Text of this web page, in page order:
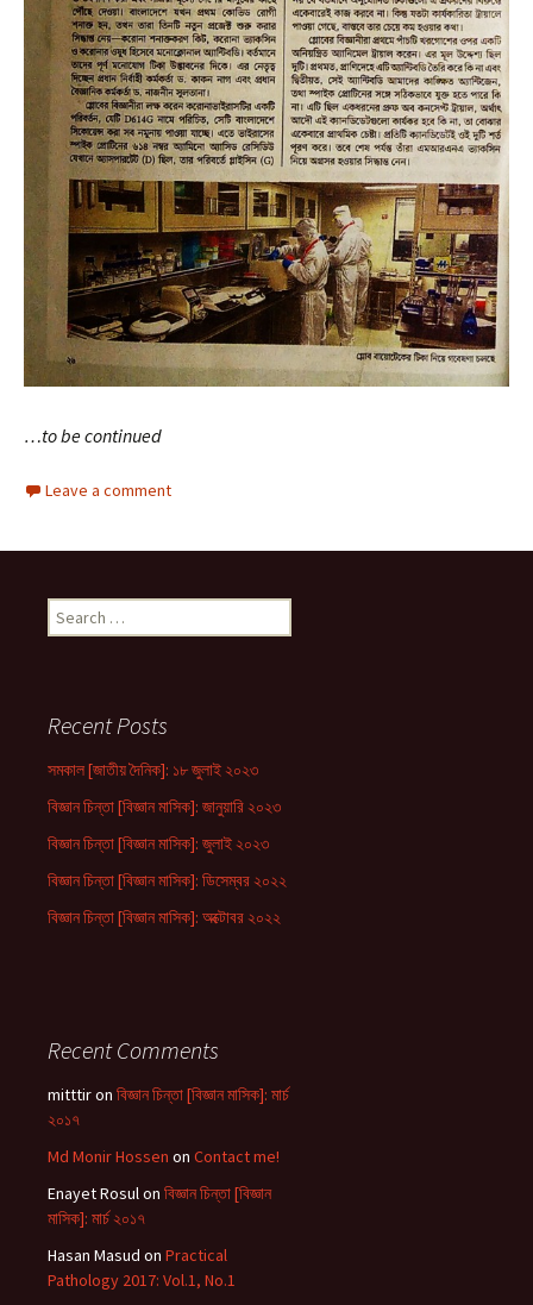
…to be continued
Leave a comment
Search
for:
Recent Posts
সমকাল [জাতীয় দৈনিক]: ১৮ জুলাই ২০২৩
বিজ্ঞান চিন্তা [বিজ্ঞান মাসিক]: জানুয়ারি ২০২৩
বিজ্ঞান চিন্তা [বিজ্ঞান মাসিক]: জুলাই ২০২৩
বিজ্ঞান চিন্তা [বিজ্ঞান মাসিক]: ডিসেম্বর ২০২২
বিজ্ঞান চিন্তা [বিজ্ঞান মাসিক]: অক্টোবর ২০২২
Recent Comments
mitttiron বিজ্ঞান চিন্তা [বিজ্ঞান মাসিক]: মার্চ
২০১৭
Md Monir Hossen on Contact me!
Enayet Rosulon বিজ্ঞান চিন্তা [বিজ্ঞান
মাসিক]: মার্চ ২০১৭
Hasan Masud on Practical
Pathology 2017: Vol.1, No.1